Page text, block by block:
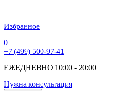
Избранное
0
+7 (499) 500-97-41
ЕЖЕДНЕВНО 10:00 - 20:00
Нужна консультация